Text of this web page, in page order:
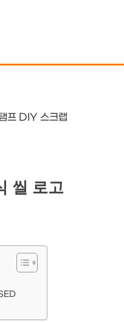
프 DIY 스크랩
씰 로고